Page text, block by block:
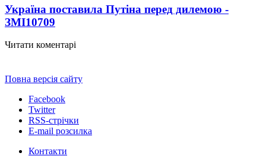
Україна поставила Путіна перед дилемою -
ЗМІ10709
Читати коментарі
Повна версія сайту
Facebook
Twitter
RSS-стрічки
E-mail розсилка
Контакти